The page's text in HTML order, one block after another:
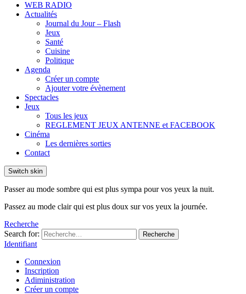
WEB RADIO
Actualités
Journal du Jour – Flash
Jeux
Santé
Cuisine
Politique
Agenda
Créer un compte
Ajouter votre évènement
Spectacles
Jeux
Tous les jeux
REGLEMENT JEUX ANTENNE et FACEBOOK
Cinéma
Les dernières sorties
Contact
Switch skin
Passer au mode sombre qui est plus sympa pour vos yeux la nuit.
Passez au mode clair qui est plus doux sur vos yeux la journée.
Recherche
Search for:
Recherche
Identifiant
Connexion
Inscription
Adiministration
Créer un compte